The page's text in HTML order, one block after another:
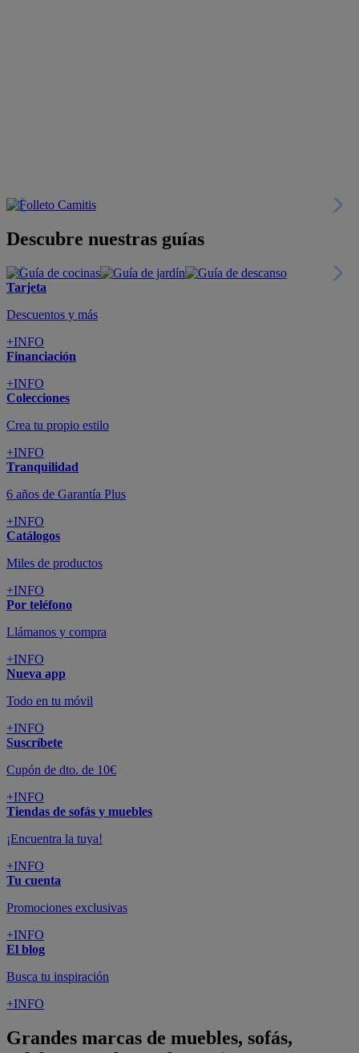
Descubre nuestras guías
Tarjeta
Descuentos y más
+INFO
Financiación
+INFO
Colecciones
Crea tu propio estilo
+INFO
Tranquilidad
6 años de Garantía Plus
+INFO
Catálogos
Miles de productos
+INFO
Por teléfono
Llámanos y compra
+INFO
Nueva app
Todo en tu móvil
+INFO
Suscríbete
Cupón de dto. de 10€
+INFO
Tiendas de sofás y muebles
¡Encuentra la tuya!
+INFO
Tu cuenta
Promociones exclusivas
+INFO
El blog
Busca tu inspiración
+INFO
Grandes marcas de muebles, sofás,